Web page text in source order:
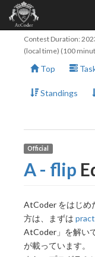
Contest Duration:
(local time) (100
Top
Standings
Official
A - flip
AtCoder をはじめ
方は、まずは
AtCoder」を解い
が載っています。